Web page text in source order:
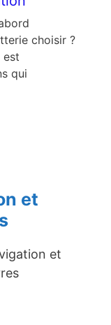
choisir ?
est
qui
et
et